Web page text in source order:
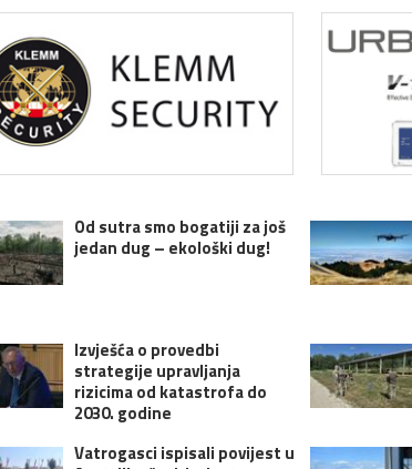
Od sutra smo bogatiji za još
jedan dug – ekološki dug!
Izvješća o provedbi
strategije upravljanja
rizicima od katastrofa do
2030. godine
Vatrogasci ispisali povijest u